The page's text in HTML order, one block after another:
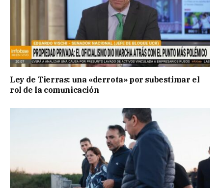
Ley de Tierras: una «derrota» por subestimar el
rol de la comunicación